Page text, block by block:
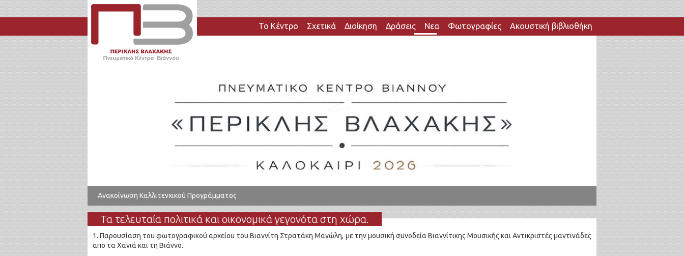
Ακουστική βιβλιοθήκη
Φωτογραφίες
Νεα
Δράσεις
Διοίκηση
Σχετικά
Το Κέντρο
Ανακοίνωση Καλλιτενχικού Προγράμματος
1. Παρουσίαση του φωτογραφικού αρχείου του Βιαννίτη Στρατάκη Μανώλη, με την μουσική συνοδεία Βιαννίτικης Μουσικής και Αντικριστές μαντινάδες
απο τα Χανιά και τη Βιάννο.
Τα τελευταία πολιτικά και οικονομικά γεγονότα στη χώρα.